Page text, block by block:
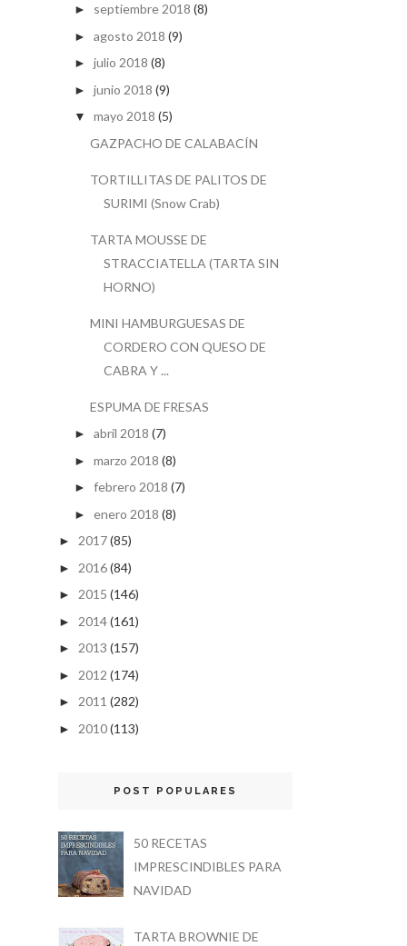
► septiembre 2018 (8)
► agosto 2018 (9)
► julio 2018 (8)
► junio 2018 (9)
▼ mayo 2018 (5)
GAZPACHO DE CALABACÍN
TORTILLITAS DE PALITOS DE
SURIMI (Snow Crab)
TARTA MOUSSE DE
STRACCIATELLA (TARTA SIN
HORNO)
MINI HAMBURGUESAS DE
CORDERO CON QUESO DE
CABRA Y ...
ESPUMA DE FRESAS
► abril 2018 (7)
► marzo 2018 (8)
► febrero 2018 (7)
► enero 2018 (8)
► 2017(85)
► 2016(84)
► 2015 (146)
► 2014(161)
► 2013 (157)
► 2012 (174)
► 2011 (282)
► 2010(113)
POST POPULARES
50 RECETAS
IMPRESCINDIBLES PARA
NAVIDAD
TARTA BROWNIE DE